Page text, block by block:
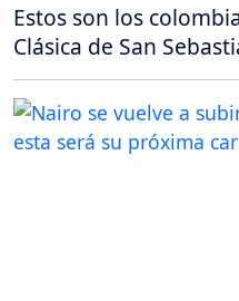
Estos son los
Clásica de San